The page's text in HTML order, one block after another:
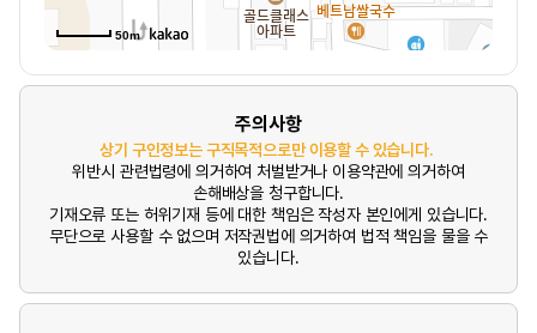
50m
주의사항
상기 구인정보는 구직목적으로만 이용할 수 있습니다.
위반시 관련법령에 의거하여 처벌받거나 이용약관에 의거하여
손해배상을 청구합니다.
기재오류 또는 허위기재 등에 대한 책임은 작성자 본인에게 있습니다.
무단으로 사용할 수 없으며 저작권법에 의거하여 법적 책임을 물을 수
있습니다.